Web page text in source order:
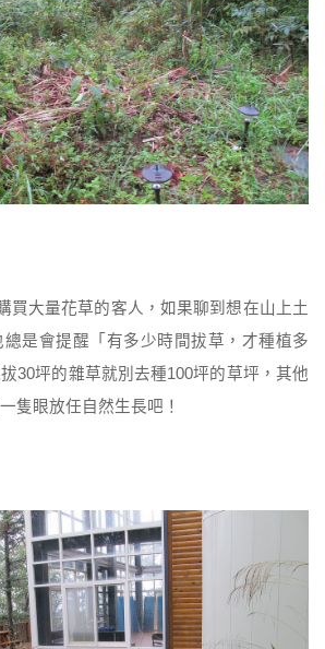
大量花草的客人，如果聊到想在山上土
是會提醒「有多少時間拔草，才種植多
30坪的雜草就別去種100坪的草坪，其他
隻眼放任自然生長吧！